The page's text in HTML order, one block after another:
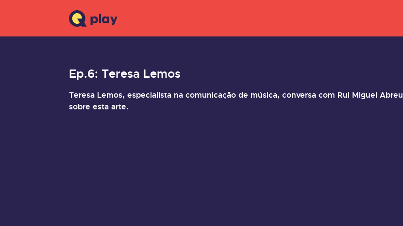
Ep.6: Teresa Lemos
Teresa Lemos, especialista na comunicação de música, conversa com Rui Miguel Abreu
sobre esta arte.